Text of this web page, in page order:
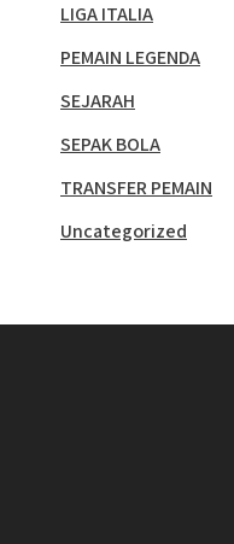
LIGA ITALIA
PEMAIN LEGENDA
SEJARAH
SEPAK BOLA
TRANSFER PEMAIN
Uncategorized